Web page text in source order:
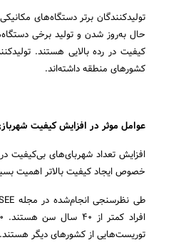
تولیدکنندگان برتر دستگاه‌های
حال به‌روز شدن و تولید برخی
کیفیت در رده بالایی هستند.
کشورهای منطقه داشته‌اند.
عوامل موثر در افزایش کیفیت
افزایش تعداد شهربای‌های بی‌کیفیت
خصوص ایجاد کیفیت بالاتر اهمیت
توریست‌هایی از کشورهای دیگر هستند.